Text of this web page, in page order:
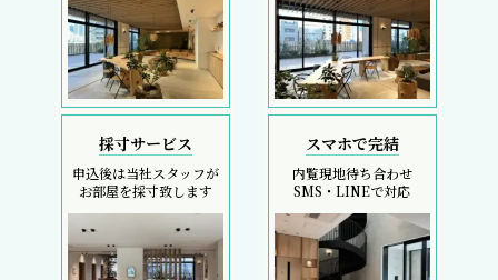
採寸サービス
申込後は当社スタッフが
お部屋を採寸致します
スマホで完結
内覧現地待ち合わせ
SMS・LINEで対応